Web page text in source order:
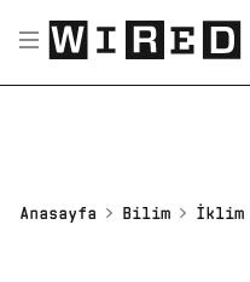
Anasayfa Bilim İklim